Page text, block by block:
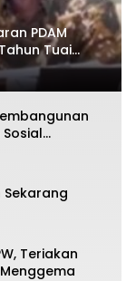
PDAM
Tuai
Tiga
Sekarang
Teriakan